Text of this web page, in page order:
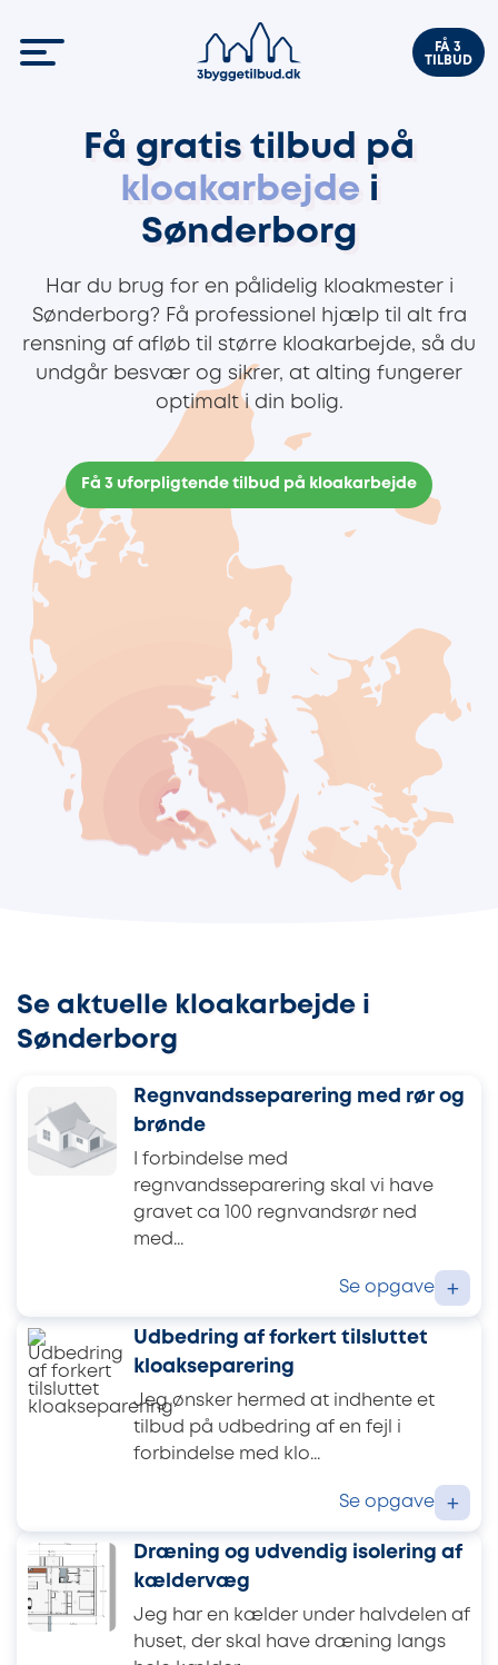
FÅ 3
TILBUD
Få gratis tilbud på
kloakarbejde i
Sønderborg
Har du brug for en pålidelig kloakmester i
Sønderborg? Få professionel hjælp til alt fra
rensning af afløb til større kloakarbejde, så du
undgår besvær og sikrer, at alting fungerer
optimalt i din bolig.
Få 3 uforpligtende tilbud på kloakarbejde
Se aktuelle kloakarbejde i
Sønderborg
Regnvandsseparering med rør og
brønde
I forbindelse med
regnvandsseparering skal vi have
gravet ca 100 regnvandsrør ned
med...
Se opgave +
Udbedring af forkert tilsluttet
kloakseparering
Jeg ønsker hermed at indhente et
tilbud på udbedring af en fejl i
forbindelse med klo...
Se opgave +
Dræning og udvendig isolering af
kældervæg
Jeg har en kælder under halvdelen af
​​huset, der skal have dræning langs